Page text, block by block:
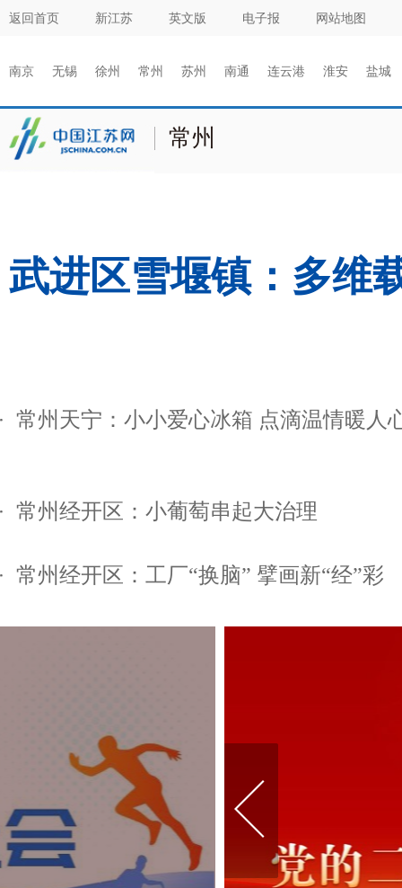
返回首页 新江苏 英文版 电子报 网站地图
南京 无锡 徐州 常州 苏州 南通 连云港 淮安 盐城
常州
武进区雪堰镇：多维
常州天宁：小小爱心冰箱 点滴温情暖人
常州经开区：小葡萄串起大治理
常州经开区：工厂“换脑” 擘画新“经”彩